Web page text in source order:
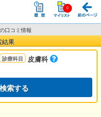
口コミ情報
結果
皮膚科
索する